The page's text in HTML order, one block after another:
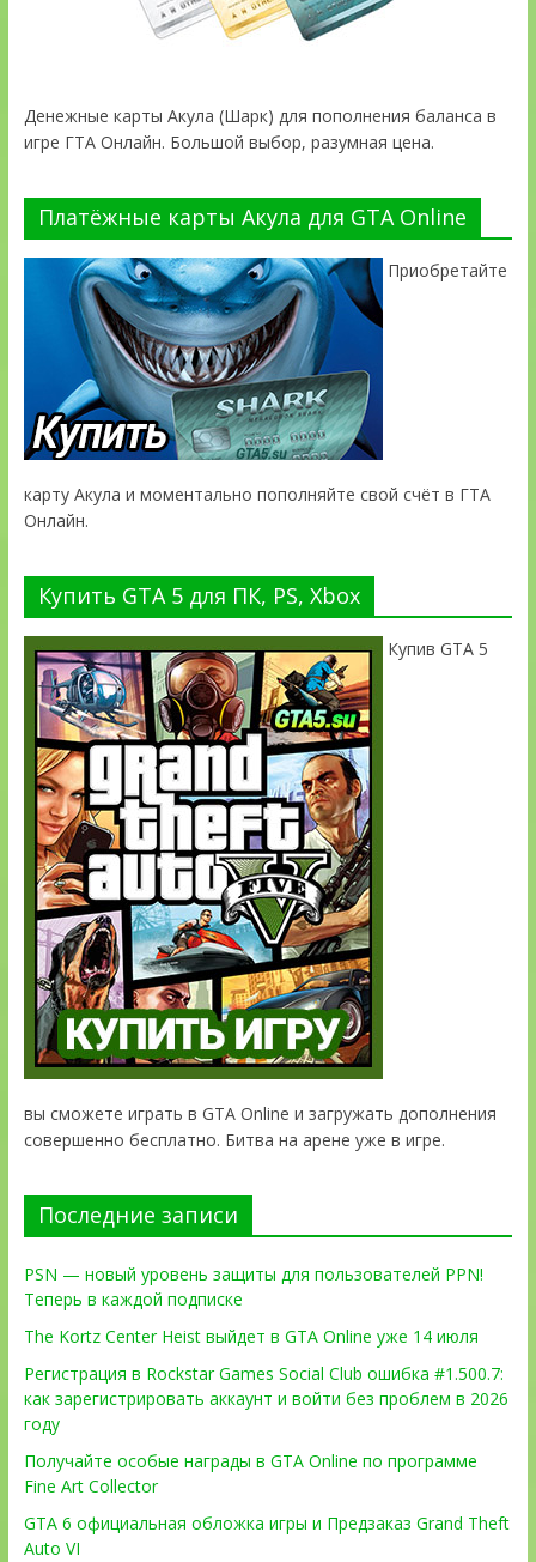
Денежные карты Акула (Шарк) для пополнения баланса в
игре ГТА Онлайн. Большой выбор, разумная цена.
Платёжные карты Акула для GTA Online
Приобретайте
карту Акула и моментально пополняйте свой счёт в ГТА
Онлайн.
Купить GTA 5 для ПК, PS, Xbox
Купив GTA 5
вы сможете играть в GTA Online и загружать дополнения
совершенно бесплатно. Битва на арене уже в игре.
Последние записи
PSN — новый уровень защиты для пользователей PPN!
Теперь в каждой подписке
The Kortz Center Heist выйдет в GTA Online уже 14 июля
Регистрация в Rockstar Games Social Club ошибка #1.500.7:
как зарегистрировать аккаунт и войти без проблем в 2026
году
Получайте особые награды в GTA Online по программе
Fine Art Collector
GTA 6 официальная обложка игры и Предзаказ Grand Theft
Auto VI